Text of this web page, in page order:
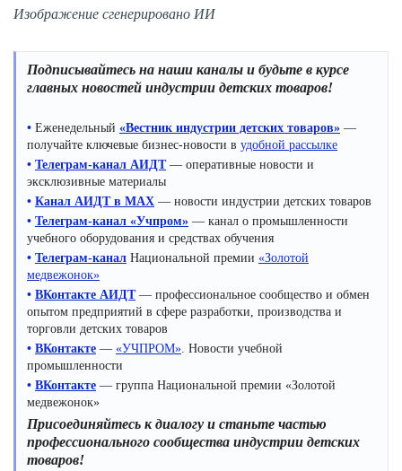
Изображение сгенерировано ИИ
Подписывайтесь на наши каналы и будьте в курсе
главных новостей индустрии детских товаров!
• Еженедельный «Вестник индустрии детских товаров» —
получайте ключевые бизнес-новости в удобной рассылке
• Телеграм-канал АИДТ— оперативные новости и
эксклюзивные материалы
• Канал АИДТ в MAX — новости индустрии детских товаров
• Телеграм-канал «Учпром» — канал о промышленности
учебного оборудования и средствах обучения
• Телеграм-канал Национальной премии «Золотой
медвежонок»
• ВКонтакте АИДТ— профессиональное сообщество и обмен
опытом предприятий в сфере разработки, производства и
торговли детских товаров
• ВКонтакте — «УЧПРОМ». Новости учебной
промышленности
• ВКонтакте — группа Национальной премии «Золотой
медвежонок»
Присоединяйтесь к диалогу и станьте частью
профессионального сообщества индустрии детских
товаров!